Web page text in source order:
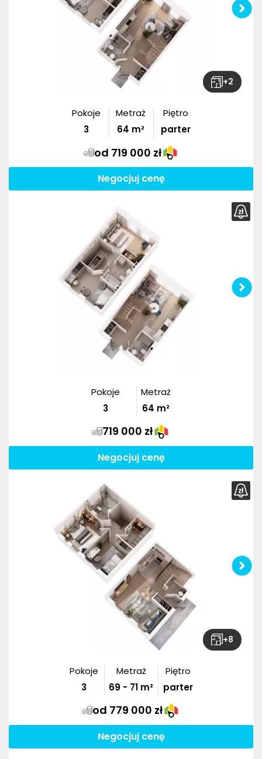
+2
Pokoje
3
Metraż
64 m²
Piętro
parter
od 719 000 zł
Negocjuj cenę
Pokoje
3
Metraż
64 m²
719 000 zł
Negocjuj cenę
+8
Pokoje
3
Metraż
69 - 71 m²
Piętro
parter
od 779 000 zł
Negocjuj cenę